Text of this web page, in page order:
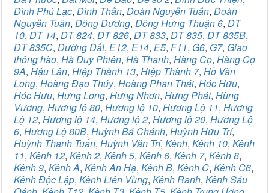
Đình Phú Lạc, Đình Thần, Đoàn Nguyễn Tuấn, Đoàn
Nguyễn Tuân, Đông Dương, Đông Hưng Thuận 6, ĐT
10, ĐT 14, ĐT 824, ĐT 826, ĐT 833, ĐT 835, ĐT 835B,
ĐT 835C, Đường Đất, E12, E14, E5, F11, G6, G7, Giao
thông hào, Hà Duy Phiên, Hà Thanh, Hàng Cọ, Hàng Cọ
9A, Hậu Lân, Hiệp Thành 13, Hiệp Thành 7, Hồ Văn
Long, Hoàng Đạo Thúy, Hoàng Phan Thái, Hóc Hữu,
Hóc Hưu, Hưng Long, Hưng Nhơn, Hưng Phát, Hùng
Vương, Hương lộ 80, Hương lộ 10, Hương Lộ 11, Hương
Lộ 12, Hương lộ 14, Hương lộ 2, Hương lộ 20, Hương Lộ
6, Hương Lộ 80B, Huỳnh Bá Chánh, Huỳnh Hữu Trí,
Huỳnh Thanh Tuấn, Huỳnh Văn Trí, Kênh, Kênh 10, Kênh
11, Kênh 12, Kênh 2, Kênh 5, Kênh 6, Kênh 7, Kênh 8,
Kênh 9, Kênh A, Kênh An Hạ, Kênh B, Kênh C, Kênh C6,
Kênh Độc Lập, Kênh Liên Vùng, Kênh Ranh, Kênh Sáu